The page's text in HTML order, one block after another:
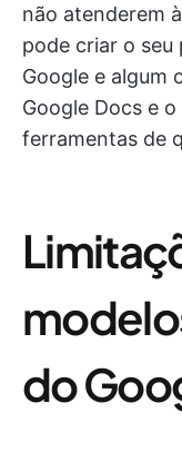
não atenderem
pode criar o
Google e algum
Google Docs e
ferramentas de
do